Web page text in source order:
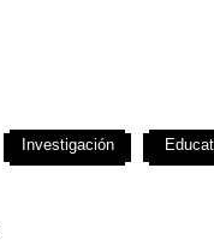
Investigación